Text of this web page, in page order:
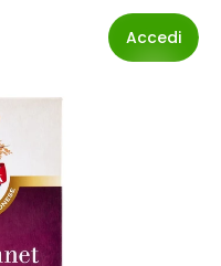
Accedi